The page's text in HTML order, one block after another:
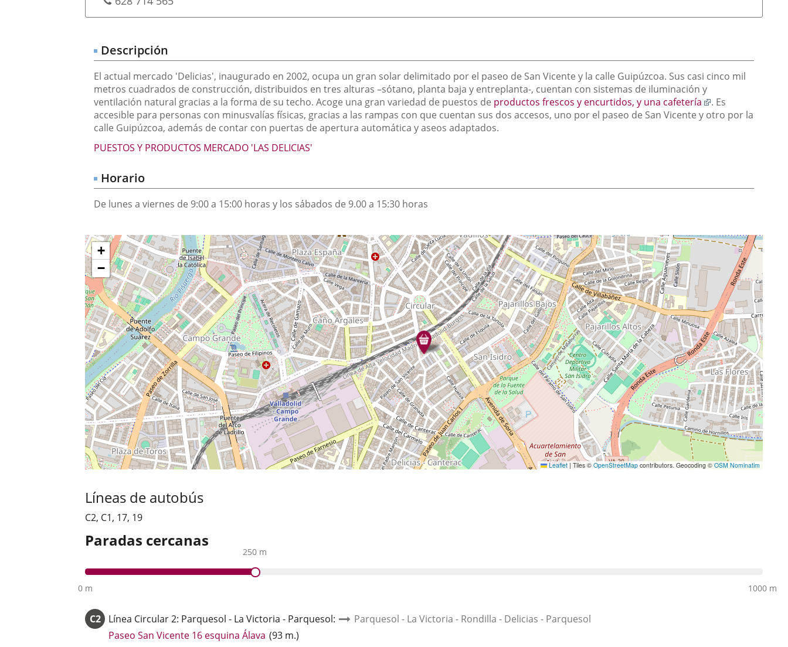
Descripción
El actual mercado 'Delicias', inaugurado en 2002, ocupa un gran solar delimitado por el paseo de San Vicente y la calle Guipúzcoa. Sus casi cinco mil
metros cuadrados de construcción, distribuidos en tres alturas –sótano, planta baja y entreplanta-, cuentan con sistemas de iluminación y
ventilación natural gracias a la forma de su techo. Acoge una gran variedad de puestos de productos frescos y encurtidos, y una cafetería
Enlace
a
. Es
accesible para personas con minusvalías físicas, gracias a las rampas con que cuentan sus dos accesos, uno por el paseo de San Vicente y otro por la
calle Guipúzcoa, además de contar con puertas de apertura automática y aseos adaptados.
PUESTOS Y PRODUCTOS MERCADO 'LAS DELICIAS'
Horario
De lunes a viernes de 9:00 a 15:00 horas y los sábados de 9.00 a 15:30 horas
¿Dónde
estamos?
Sauter
la
carte
+
−
Leaflet | Tiles © OpenStreetMapcontributors. Geocoding © OSM Nominatim
Líneas de autobús
C2, C1, 17, 19
Paradas cercanas
0 m
250 m
1000 m
C2 Línea Circular 2: Parquesol - La Victoria - Parquesol:
Parquesol - La Victoria - Rondilla - Delicias - Parquesol
Paseo San Vicente 16 esquina Álava Enlace
(93 m.)